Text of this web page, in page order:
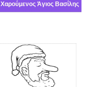
Χαρούμενος Άγιος Βασίλης